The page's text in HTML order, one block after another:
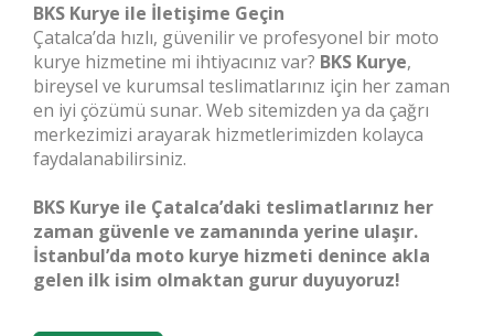
BKS Kurye ile İletişime Geçin
Çatalca’da hızlı, güvenilir ve profesyonel bir moto
kurye hizmetine mi ihtiyacınız var? BKS Kurye,
bireysel ve kurumsal teslimatlarınız için her zaman
en iyi çözümü sunar. Web sitemizden ya da çağrı
merkezimizi arayarak hizmetlerimizden kolayca
faydalanabilirsiniz.
BKS Kurye ile Çatalca’daki teslimatlarınız her
zaman güvenle ve zamanında yerine ulaşır.
İstanbul’da moto kurye hizmeti denince akla
gelen ilk isim olmaktan gurur duyuyoruz!